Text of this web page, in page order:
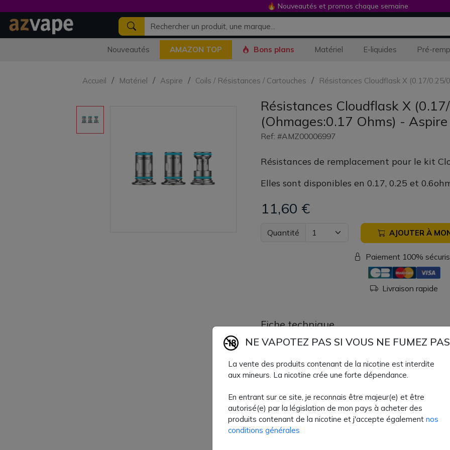
Nouveautés AMAZON TOP Bons plans Matériel E-liquides Pré-
Accueil Matériel Aspire Coils / Résistances / Cartouches Résistances Cloudflask X (0.17/
Résistances Cloudflask X
(Ohmages:0.17 Ohms) - Aspire
Ref: #AMZ00006997
Résistances de remplacement pour le kit
Elles sont disponibles en 0.17, 0.25 et
11,60 €
Quantité AJOUTER À
Paiement 100%
Livraison rapide
Fiche technique
Ohmage Résistance
0.6 Ohm, 0.17 Ohm,
🔥 Nouveautés et promos chaque semaine
NE VAPOTEZ PAS SI VOUS NE FUMEZ
La vente des produits contenant de la nicotine est interdite
aux mineurs. La nicotine crée une forte dépendance.
En entrant sur ce site, je reconnais être majeur(e) et être
autorisé(e) par la législation de mon pays à acheter des
produits contenant de la nicotine et j'accepte également nos
conditions générales